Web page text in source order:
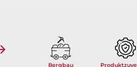
Bergbau